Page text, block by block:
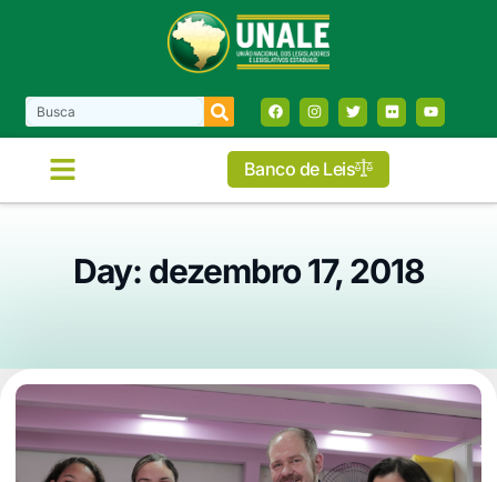
Banco de Leis
Day: dezembro 17, 2018